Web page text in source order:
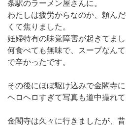
条駅のラーメン屋さんに。
わたしは疲労からなのか、頼ん
くて焦りました。
妊婦特有の味覚障害が起きてまし
何食べても無味で、スープなん
で辛かったです。
その後にほぼ駆け込みで金閣寺に
ヘロヘロすぎて写真も道中撮れ
金閣寺は久々に行きましたが、